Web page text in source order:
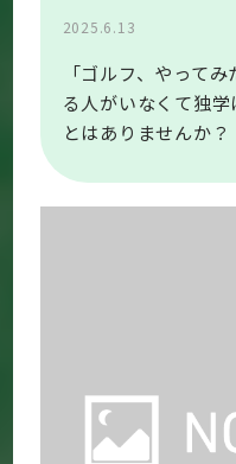
2025.6.13
「ゴルフ、やって
る人がいなくて独
とはありませんか？